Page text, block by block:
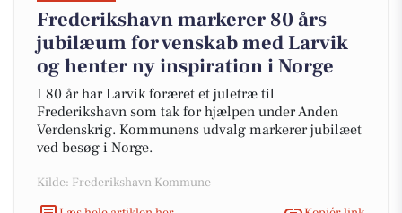
Frederikshavn markerer 80 års
jubilæum for venskab med Larvik
og henter ny inspiration i Norge
I 80 år har Larvik foræret et juletræ til
Frederikshavn som tak for hjælpen under Anden
Verdenskrig. Kommunens udvalg markerer jubilæet
ved besøg i Norge.
Kilde: Frederikshavn Kommune